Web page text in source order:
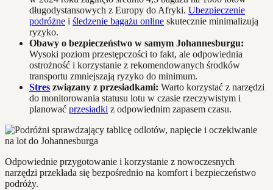
długodystansowych z Europy do Afryki. Ubezpieczenie
podróżne i śledzenie bagażu online skutecznie minimalizują
ryzyko.
Obawy o bezpieczeństwo w samym Johannesburgu:
Wysoki poziom przestępczości to fakt, ale odpowiednia
ostrożność i korzystanie z rekomendowanych środków
transportu zmniejszają ryzyko do minimum.
Stres związany z przesiadkami: Warto korzystać z narzędzi
do monitorowania statusu lotu w czasie rzeczywistym i
planować przesiadki z odpowiednim zapasem czasu.
Odpowiednie przygotowanie i korzystanie z nowoczesnych
narzędzi przekłada się bezpośrednio na komfort i bezpieczeństwo
podróży.